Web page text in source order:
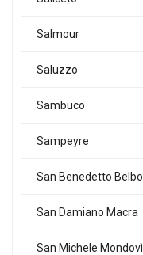
Salmour
Saluzzo
Sambuco
Sampeyre
San Benedetto Belbo
San Damiano Macra
San Michele Mondovì